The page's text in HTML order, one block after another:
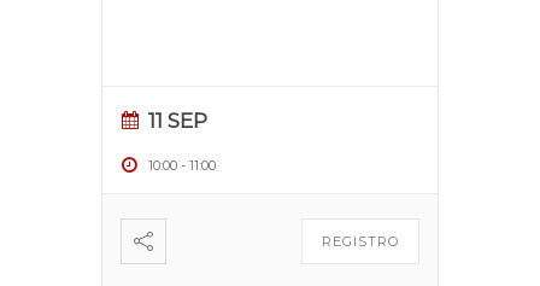
11 SEP
10:00 - 11:00
REGISTRO